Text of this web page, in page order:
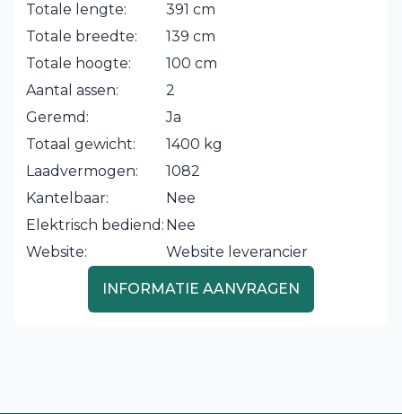
Totale lengte:
391 cm
Totale breedte:
139 cm
Totale hoogte:
100 cm
Aantal assen:
2
Geremd:
Ja
Totaal gewicht:
1400 kg
Laadvermogen:
1082
Kantelbaar:
Nee
Elektrisch bediend: Nee
Website:
Website leverancier
INFORMATIE AANVRAGEN